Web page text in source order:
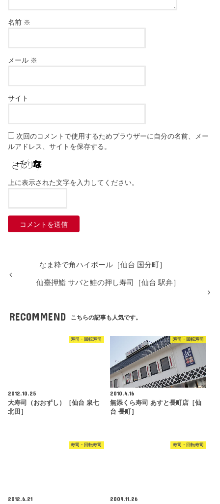
名前 ※
メール ※
サイト
次回のコメントで使用するためブラウザーに自分の名前、メー
ルアドレス、サイトを保存する。
上に表示された文字を入力してください。
なま粋で角ハイボール［仙台 国分町］
仙臺押鮨 サバと鮭の押し寿司［仙台 駅弁］
RECOMMEND こちらの記事も人気です。
寿司・回転寿司
2012.10.25
大寿司（おおずし）［仙台 泉七
北田］
寿司・回転寿司
2010.4.16
無添くら寿司 あすと長町店［仙
台 長町］
寿司・回転寿司
2012.6.21
寿司・回転寿司
2009.11.26